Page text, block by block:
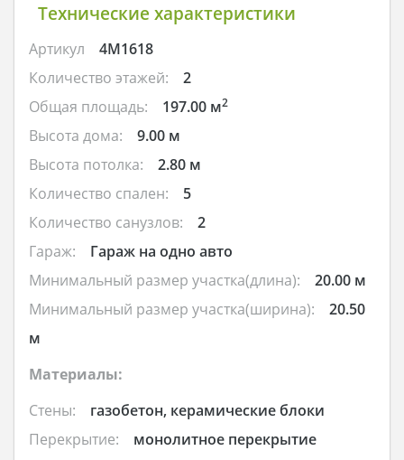
Технические характеристики
Артикул
4M1618
Количество этажей:
2
Общая площадь:
197.00 м2
Высота дома:
9.00 м
Высота потолка:
2.80 м
Количество спален:
5
Количество санузлов:
2
Гараж:
Гараж на одно авто
Минимальный размер участка(длина):
20.00 м
Минимальный размер участка(ширина):
20.50
м
Материалы:
Стены:
газобетон, керамические блоки
Перекрытие:
монолитное перекрытие